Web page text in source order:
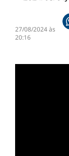
27/08/2024 às
20:16